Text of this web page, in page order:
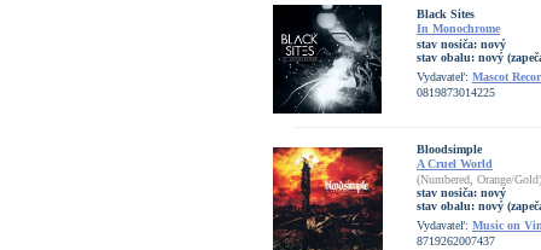
Black Sites
In Monochrome
stav nosiča: nový
stav obalu: nový
Vydavateľ: Mascot
0819873014225
Bloodsimple
A Cruel World
(Numbered, Orange/Gold)
stav nosiča: nový
stav obalu: nový
Vydavateľ: Music on
8719262007437